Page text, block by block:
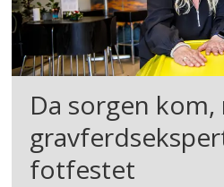
Da sorgen
fotfestet